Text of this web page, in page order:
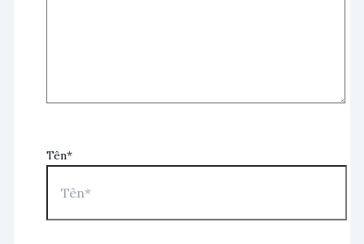
Tên*